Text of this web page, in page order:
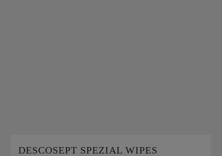
DESCOSEPT SPEZIAL WIPES